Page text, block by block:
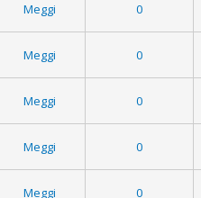
Meggi 0
Meggi 0
Meggi 0
Meggi 0
Meggi 0